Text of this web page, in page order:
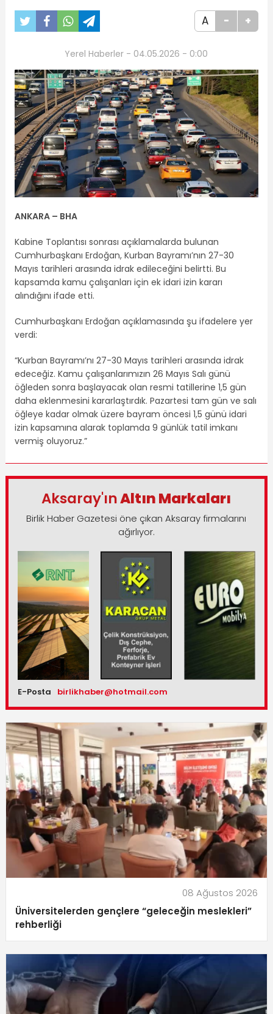
A - +
Yerel Haberler - 04.05.2026 - 0:00
ANKARA – BHA
Kabine Toplantısı sonrası açıklamalarda bulunan
Cumhurbaşkanı Erdoğan, Kurban Bayramı’nın 27-30
Mayıs tarihleri arasında idrak edileceğini belirtti. Bu
kapsamda kamu çalışanları için ek idari izin kararı
alındığını ifade etti.
Cumhurbaşkanı Erdoğan açıklamasında şu ifadelere yer
verdi:
“Kurban Bayramı’nı 27-30 Mayıs tarihleri arasında idrak
edeceğiz. Kamu çalışanlarımızın 26 Mayıs Salı günü
öğleden sonra başlayacak olan resmi tatillerine 1,5 gün
daha eklenmesini kararlaştırdık. Pazartesi tam gün ve salı
öğleye kadar olmak üzere bayram öncesi 1,5 günü idari
izin kapsamına alarak toplamda 9 günlük tatil imkanı
vermiş oluyoruz.”
Aksaray'ınAltın Markaları
Birlik Haber Gazetesi öne çıkan Aksaray firmalarını
ağırlıyor.
E-Posta birlikhaber@hotmail.com
08 Ağustos 2026
Üniversitelerden gençlere “geleceğin meslekleri”
rehberliği